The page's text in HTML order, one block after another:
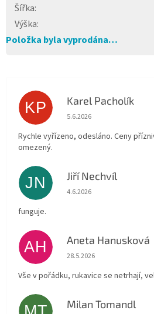
Šířka:
Výška:
Položka byla vyprodána…
KP Karel Pacholík
Hodnocení obchodu je 4
5.6.2026
Rychle vyřízeno, odesláno. Ceny
omezený.
JN Jiří Nechvíl
Hodnocení obchodu je 5
4.6.2026
funguje.
AH Aneta Hanusková
Hodnocení obchodu je 5
28.5.2026
Vše v pořádku, rukavice se netrhají,
Milan Tomandl